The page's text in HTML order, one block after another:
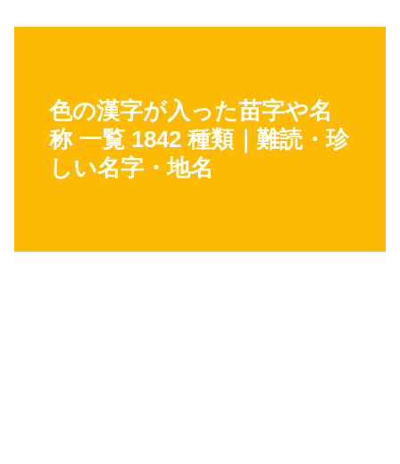
色の漢字が入った苗字や名
称 一覧 1842 種類｜難読・珍
しい名字・地名